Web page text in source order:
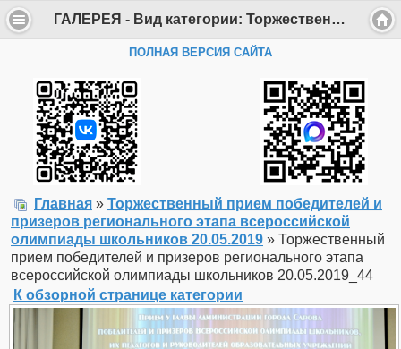
ГАЛЕРЕЯ - Вид категории: Торжественный прием победителей и призеров регионального этапа всероссийской олимпиады школьников 20.05.2019 - Фото: Торжественный прием победителей и призеров регионального этапа всероссийской олимпиады школьников 20.05.2019_44 - Департамент образования Администрации г. Саров
ПОЛНАЯ ВЕРСИЯ САЙТА
Главная » Торжественный прием победителей и
призеров регионального этапа всероссийской
олимпиады школьников 20.05.2019 » Торжественный
прием победителей и призеров регионального этапа
всероссийской олимпиады школьников 20.05.2019_44
К обзорной странице категории